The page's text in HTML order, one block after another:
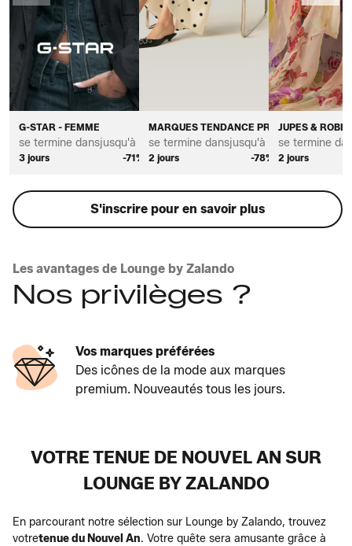
G-STAR - FEMME
se termine dans
3 jours
jusqu'à *
-71%
MARQUES TENDANCE PREMIUM POUR
se termine dans
2 jours
jusqu'à *
-78%
JUPES &
se termine
2 jours
S'inscrire pour en savoir plus
Les avantages de Lounge by Zalando
Nos privilèges ?
Vos marques préférées
Des icônes de la mode aux marques
premium. Nouveautés tous les jours.
VOTRE TENUE DE NOUVEL AN SUR
LOUNGE BY ZALANDO
En parcourant notre sélection sur Lounge by Zalando, trouvez
votretenue du Nouvel An. Votre quête sera amusante grâce à